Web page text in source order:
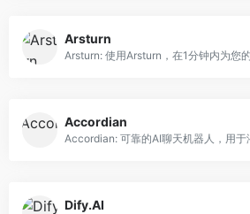
Arsturn
Accordian
Dify.AI